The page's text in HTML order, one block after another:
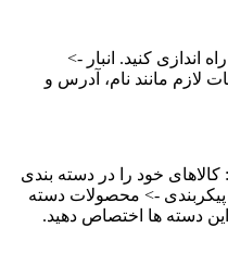
ایجاد انبار: انبار امن خود را در Odoo راه اندازی کنید. انبار ->
لازم مانند نام، آدرس و
خود را در دسته بندی
پیکربندی -> محصولات دسته
دسته ها اختصاص دهید.